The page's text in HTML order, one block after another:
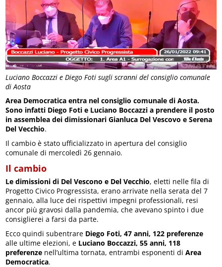
Luciano Boccazzi e Diego Foti sugli scranni del consiglio comunale
di Aosta
Area Democratica entra nel consiglio comunale di Aosta.
Sono infatti Diego Foti e Luciano Boccazzi a prendere il posto
in assemblea dei dimissionari Gianluca Del Vescovo e Serena
Del Vecchio.
Il cambio è stato ufficializzato in apertura del consiglio
comunale di mercoledì 26 gennaio.
Il cambio
Le dimissioni di Del Vescono e Del Vecchio, eletti nelle fila di
Progetto Civico Progressista, erano arrivate nella serata del 7
gennaio, alla luce dei rispettivi impegni professionali, resi
ancor più gravosi dalla pandemia, che avevano spinto i due
consiglierei a farsi da parte.
Ecco quindi subentrare Diego Foti, 47 anni, 122 preferenze
alle ultime elezioni, e Luciano Boccazzi, 55 anni, 118
preferenze nell’ultima tornata, entrambi esponenti diArea
Democratica.